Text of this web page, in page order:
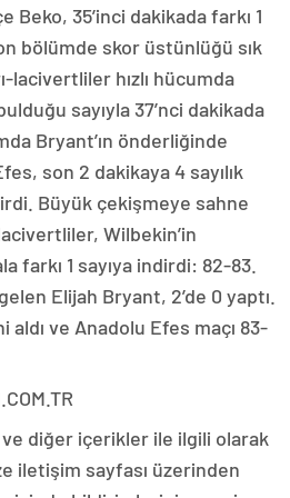
35’inci dakikada farkı 1
bölümde skor üstünlüğü sık
lacivertliler hızlı hücumda
sayıyla 37’nci dakikada
Bryant’ın önderliğinde
son 2 dakikaya 4 sayılık
Büyük çekişmeye sahne
Wilbekin’in
farkı 1 sayıya indirdi: 82-83.
Elijah Bryant, 2’de 0 yaptı.
aldı ve Anadolu Efes maçı 83-
ve diğer içerikler ile ilgili olarak
iletişim sayfası üzerinden